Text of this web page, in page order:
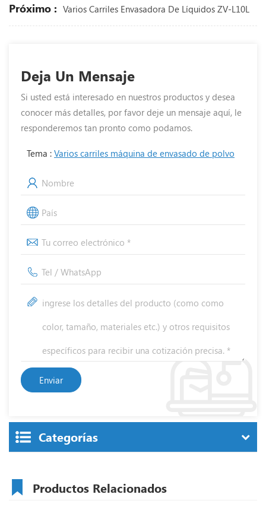
Próximo : Varios Carriles Envasadora De Líquidos ZV-L10L
Deja Un Mensaje
Si usted está interesado en nuestros productos y desea
conocer más detalles, por favor deje un mensaje aquí, le
responderemos tan pronto como podamos.
Tema : Varios carriles máquina de envasado de polvo
Categorías
Productos Relacionados